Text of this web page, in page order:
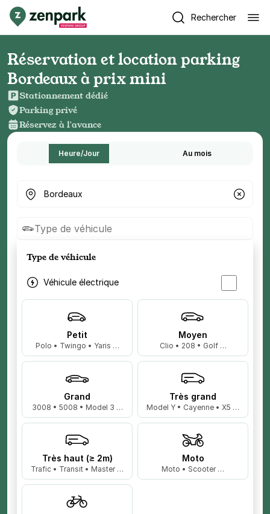
Rechercher
Réservation et location parking
Bordeaux à prix mini
Stationnement dédié
Parking privé
Réservez à l'avance
Heure/Jour Au mois
Où cherchez-vous un parking ?
Type de véhicule
Type de véhicule
Véhicule électrique
Petit
Polo • Twingo • Yaris …
Moyen
Clio • 208 • Golf …
Grand
3008 • 5008 • Model 3 …
Très grand
Model Y • Cayenne • X5 …
Très haut (≥ 2m)
Trafic • Transit • Master …
Moto
Moto • Scooter …